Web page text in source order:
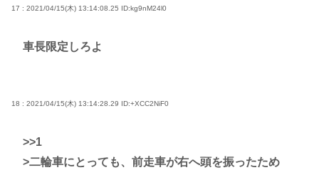
17 : 2021/04/15(木) 13:14:08.25 ID:kg9nM24l0
車長限定しろよ
18 : 2021/04/15(木) 13:14:28.29 ID:+XCC2NiF0
>>1
>二輪車にとっても、前走車が右へ頭を振ったため